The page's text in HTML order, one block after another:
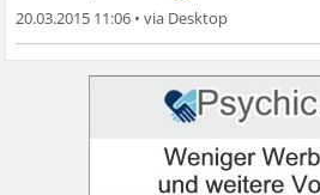
20.03.2015 11:06 •